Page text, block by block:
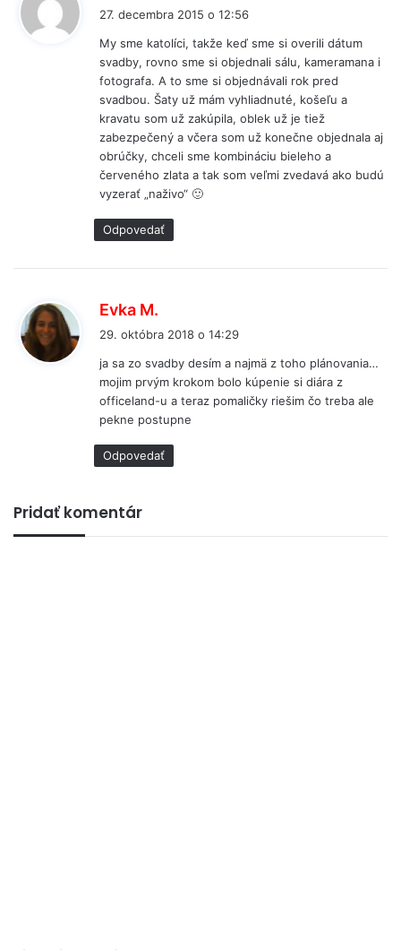
e
27. decembra 2015 o 12:56
My sme katolíci, takže keď sme si overili dátum
svadby, rovno sme si objednali sálu, kameramana i
fotografa. A to sme si objednávali rok pred
svadbou. Šaty už mám vyhliadnuté, košeľu a
kravatu som už zakúpila, oblek už je tiež
zabezpečený a včera som už konečne objednala aj
obrúčky, chceli sme kombináciu bieleho a
červeného zlata a tak som veľmi zvedavá ako budú
vyzerať „naživo“ 🙂
Odpovedať
Evka M.
e
:
29. októbra 2018 o 14:29
ja sa zo svadby desím a najmä z toho plánovania…
mojim prvým krokom bolo kúpenie si diára z
officeland-u a teraz pomaličky riešim čo treba ale
pekne postupne
Odpovedať
Pridať komentár